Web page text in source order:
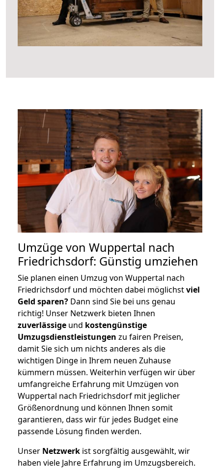
Umzüge von Wuppertal nach
Friedrichsdorf: Günstig umziehen
Sie planen einen Umzug von Wuppertal nach
Friedrichsdorf und möchten dabei möglichstviel
Geld sparen? Dann sind Sie bei uns genau
richtig! Unser Netzwerk bieten Ihnen
zuverlässige und kostengünstige
Umzugsdienstleistungen zu fairen Preisen,
damit Sie sich um nichts anderes als die
wichtigen Dinge in Ihrem neuen Zuhause
kümmern müssen. Weiterhin verfügen wir über
umfangreiche Erfahrung mit Umzügen von
Wuppertal nach Friedrichsdorf mit jeglicher
Größenordnung und können Ihnen somit
garantieren, dass wir für jedes Budget eine
passende Lösung finden werden.
Unser Netzwerk ist sorgfältig ausgewählt, wir
haben viele Jahre Erfahrung im Umzugsbereich.